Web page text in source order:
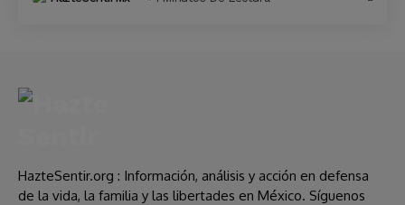
HazteSentir.org : Información, análisis y acción en defensa
de la vida, la familia y las libertades en México. Síguenos